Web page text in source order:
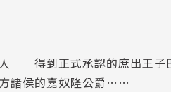
──得到正式承認的庶出王子
諸侯的嘉奴隆公爵……